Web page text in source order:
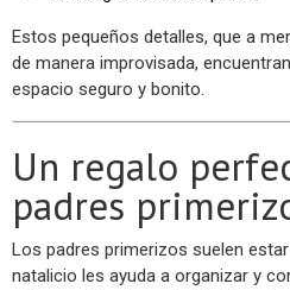
Estos pequeños detalles, que a
de manera improvisada,
espacio seguro y bonito.
Un regalo
padres
Los padres primerizos suelen
natalicio les ayuda a organizar y